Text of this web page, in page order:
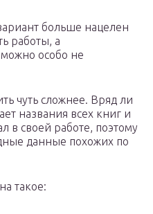
больше нацелен
работы, а
особо не
чуть сложнее. Вряд ли
названия всех книг и
в своей работе, поэтому
данные похожих по
такое: